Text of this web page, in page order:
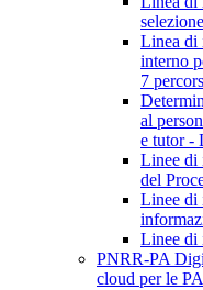
Linea di
interno
7
al
e tutor -
Linee di
del
Linee di
Linee di
PNRR-PA
cloud per le